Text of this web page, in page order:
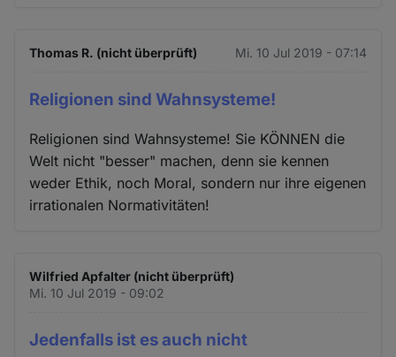
Thomas R. (nicht überprüft) Mi. 10 Jul 2019 - 07:14
Religionen sind Wahnsysteme!
Religionen sind Wahnsysteme! Sie KÖNNEN die
Welt nicht "besser" machen, denn sie kennen
weder Ethik, noch Moral, sondern nur ihre eigenen
irrationalen Normativitäten!
Wilfried Apfalter (nicht überprüft)
Mi. 10 Jul 2019 - 09:02
Jedenfalls ist es auch nicht